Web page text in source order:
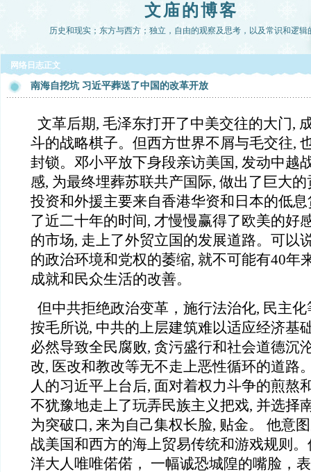
文庙的博客
历史和现实；东方与西方；独立，自由的观察及思考，以及常识和逻辑
网络日志正文
南海自挖坑 习近平葬送了中国的改革开放
文革后期, 毛泽东打开了中美交往的大门,
斗的战略棋子。但西方世界不屑与毛交往,
封锁。邓小平放下身段亲访美国, 发动中越
感, 为最终埋葬苏联共产国际, 做出了巨大
投资和外援主要来自香港华资和日本的低
了近二十年的时间, 才慢慢赢得了欧美的好
的市场, 走上了外贸立国的发展道路。可以
的政治环境和党权的萎缩, 就不可能有40年
成就和民众生活的改善。
但中共拒绝政治变革，施行法治化, 民主
按毛所说, 中共的上层建筑难以适应经济基
必然导致全民腐败, 贪污盛行和社会道德沉
改, 医改和教改等无不走上恶性循环的道路
人的习近平上台后, 面对着权力斗争的煎熬
不犹豫地走上了玩弄民族主义把戏, 并选择
为突破口, 来为自己集权长脸, 贴金。 他意
战美国和西方的海上贸易传统和游戏规则
洋大人唯唯偌偌， 一幅诚恐城隍的嘴脸，